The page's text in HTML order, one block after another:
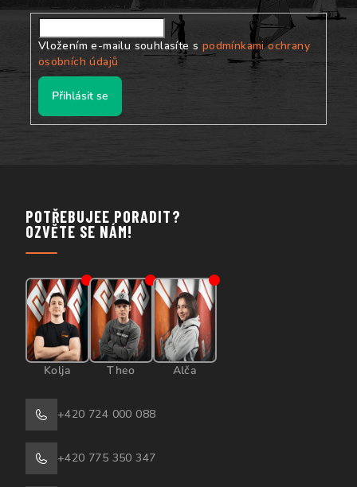
Vložením e-mailu souhlasíte s podmínkami ochrany
osobních údajů
Přihlásit se
POTŘEBUJEE PORADIT?
OZVĚTE SE NÁM!
Kolja Theo Alča
+420 724 000 088
+420 775 350 347